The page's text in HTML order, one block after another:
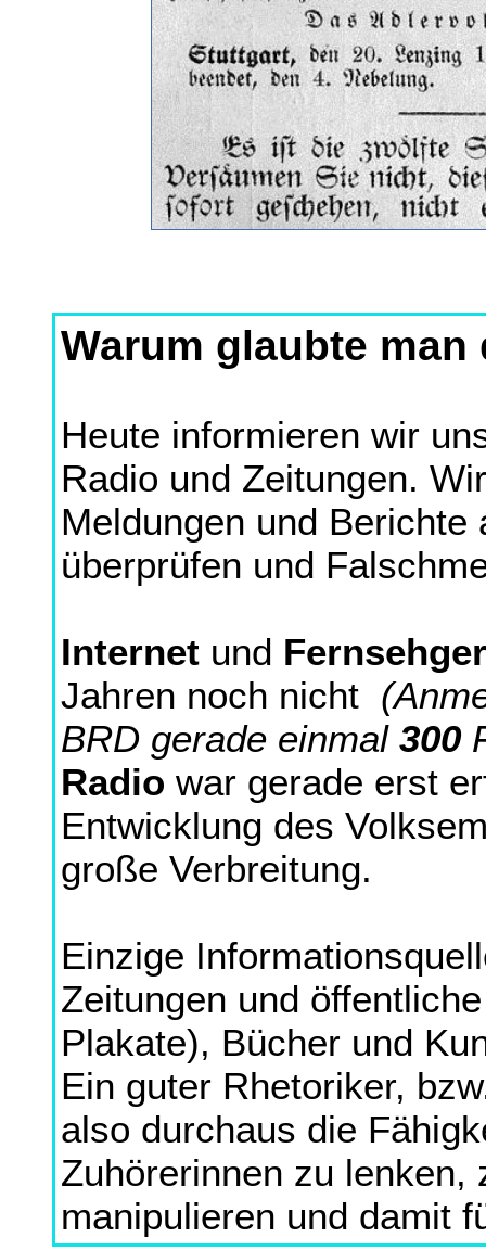
Warum glaubte
Heute informieren wir
Radio und Zeitungen.
Meldungen und
überprüfen und
Internet und
Jahren noch nicht
BRD gerade einmal 300
Radio war gerade erst
Entwicklung des
große Verbreitung.
Einzige
Zeitungen und
Plakate), Bücher und
Ein guter Rhetoriker,
also durchaus die
Zuhörerinnen zu lenken,
manipulieren und damit